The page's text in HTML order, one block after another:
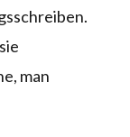
man